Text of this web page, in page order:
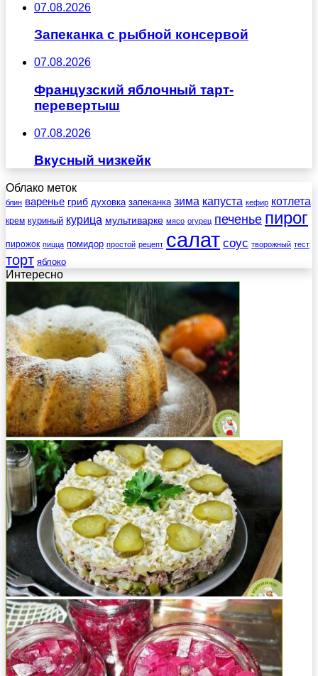
07.08.2026
Запеканка с рыбной консервой
07.08.2026
Французский яблочный тарт-
перевертыш
07.08.2026
Вкусный чизкейк
Облако меток
блин варенье гриб духовка запеканка зима капуста кефир котлета
крем куриный курица мультиварке мясо огурец печенье пирог
пирожок пицца помидор простой рецепт салат соус творожный тест
торт яблоко
Интересно